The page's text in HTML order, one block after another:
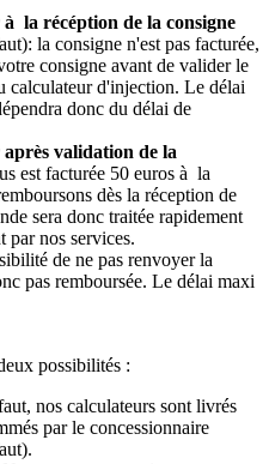
la récéption de la consigne
la consigne n'est pas facturée,
consigne avant de valider le
calculateur d'injection. Le délai
donc du délai de
validation de la
est facturée 50 euros à la
dès la réception de
sera donc traitée rapidement
par nos services.
de ne pas renvoyer la
pas remboursée. Le délai maxi
possibilités :
nos calculateurs sont livrés
par le concessionnaire